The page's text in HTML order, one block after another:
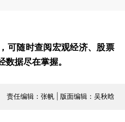
，可随时查阅宏观经济、股票
据尽在掌握。
责任编辑：张帆 | 版面编辑：吴秋晗